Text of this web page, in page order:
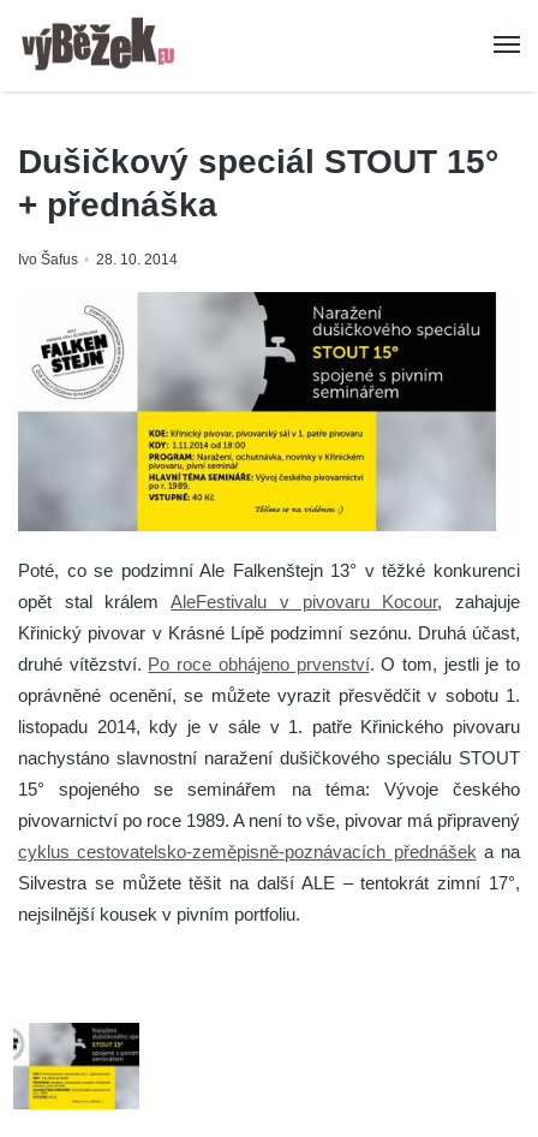
Dušičkový speciál STOUT 15°
+ přednáška
Ivo Šafus 28. 10. 2014
Poté, co se podzimní Ale Falkenštejn 13° v těžké konkurenci
opět stal králemAleFestivalu v pivovaru Kocour, zahajuje
Křinický pivovar v Krásné Lípě podzimní sezónu. Druhá účast,
druhé vítězství. Po roce obhájeno prvenství. O tom, jestli je to
oprávněné ocenění, se můžete vyrazit přesvědčit v sobotu 1.
listopadu 2014, kdy je v sále v 1. patře Křinického pivovaru
nachystáno slavnostní naražení dušičkového speciálu STOUT
15° spojeného se seminářem na téma: Vývoje českého
pivovarnictví po roce 1989. A není to vše, pivovar má připravený
cyklus cestovatelsko-zeměpisně-poznávacích přednášek a na
Silvestra se můžete těšit na další ALE – tentokrát zimní 17°,
nejsilnější kousek v pivním portfoliu.